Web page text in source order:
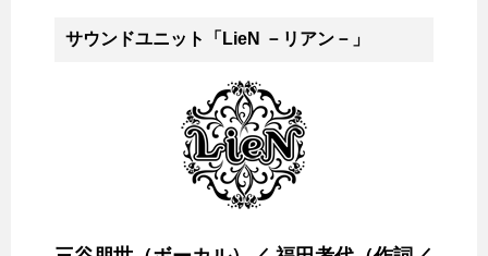
サウンドユニット「LieN －リアン－」